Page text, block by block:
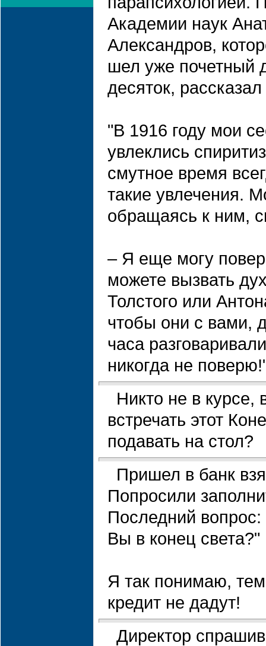
Академии наук
Александров,
шел уже почетный
десяток, рассказал
"В 1916 году мои
увлеклись
смутное время
такие увлечения.
обращаясь к ним,
– Я еще могу
можете вызвать
Толстого или
чтобы они с вами,
часа
никогда не
Никто не в курсе,
встречать этот
подавать на стол?
Пришел в банк
Попросили
Последний
Вы в конец света?"
Я так понимаю,
кредит не дадут!
Директор